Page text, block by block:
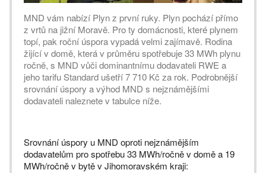
MND vám nabízí Plyn z první ruky. Plyn pochází přímo
z vrtů na jižní Moravě. Pro ty domácnosti, které plynem
topí, pak roční úspora vypadá velmi zajímavě. Rodina
žijící v domě, která v průměru spotřebuje 33 MWh plynu
ročně, s MND vůči dominantnímu dodavateli RWE a
jeho tarifu Standard ušetří 7 710 Kč za rok. Podrobnější
srovnání úspory a výhod MND s nejznámějšími
dodavateli naleznete v tabulce níže.
Srovnání úspory u MND oproti nejznámějším
dodavatelům pro spotřebu 33 MWh/ročně v domě a 19
MWh/ročně v bytě v Jihomoravském kraji: